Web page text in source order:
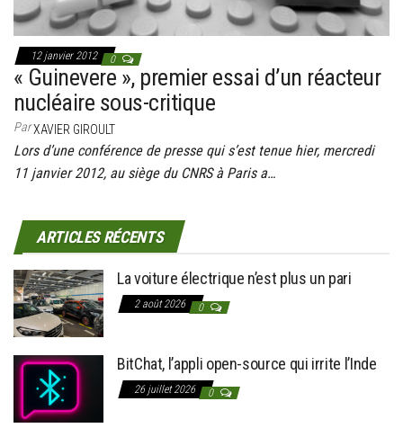
12 janvier 2012 0
« Guinevere », premier essai d’un réacteur
nucléaire sous-critique
ParXAVIER GIROULT
Lors d’une conférence de presse qui s’est tenue hier, mercredi
11 janvier 2012, au siège du CNRS à Paris a…
ARTICLES RÉCENTS
La voiture électrique n’est plus un pari
2 août 2026 0
BitChat, l’appli open-source qui irrite l’Inde
26 juillet 2026 0